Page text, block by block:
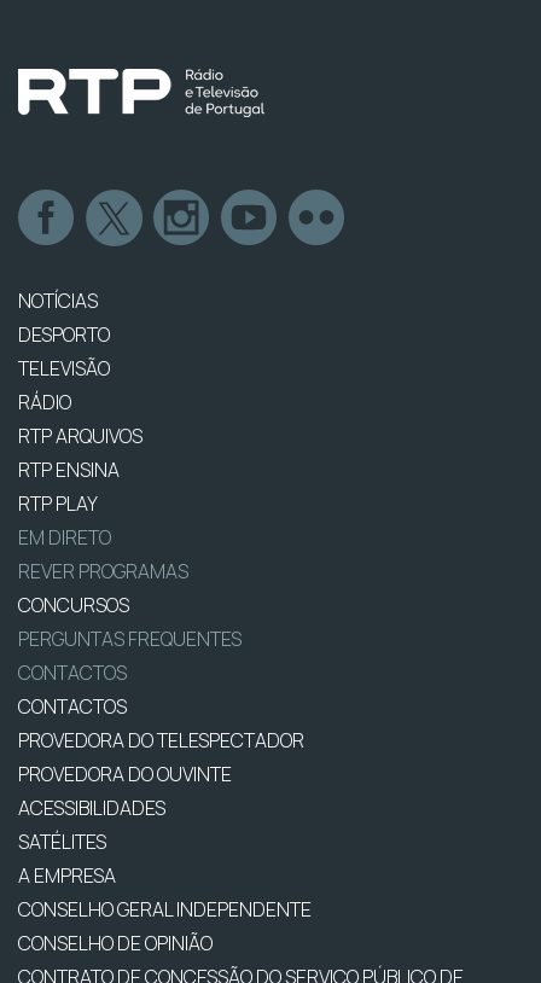
NOTÍCIAS
DESPORTO
TELEVISÃO
RÁDIO
RTP ARQUIVOS
RTP ENSINA
RTP PLAY
EM DIRETO
REVER PROGRAMAS
CONCURSOS
PERGUNTAS FREQUENTES
CONTACTOS
CONTACTOS
PROVEDORA DO TELESPECTADOR
PROVEDORA DO OUVINTE
ACESSIBILIDADES
SATÉLITES
A EMPRESA
CONSELHO GERAL INDEPENDENTE
CONSELHO DE OPINIÃO
CONTRATO DE CONCESSÃO DO SERVIÇO PÚBLICO DE